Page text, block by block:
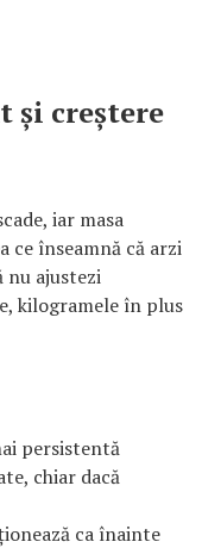
și creștere
iar masa
ce înseamnă că arzi
nu ajustezi
kilogramele în plus
persistentă
chiar dacă
ca înainte